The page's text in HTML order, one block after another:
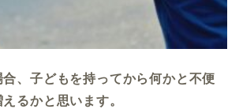
合、子どもを持ってから何かと不便
るかと思います。